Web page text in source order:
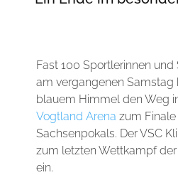
Fast 100 Sportlerinnen
am vergangenen Samstag
blauem Himmel den Weg
Vogtland Arena zum
Sachsenpokals. Der VSC
zum letzten Wettkampf
ein.